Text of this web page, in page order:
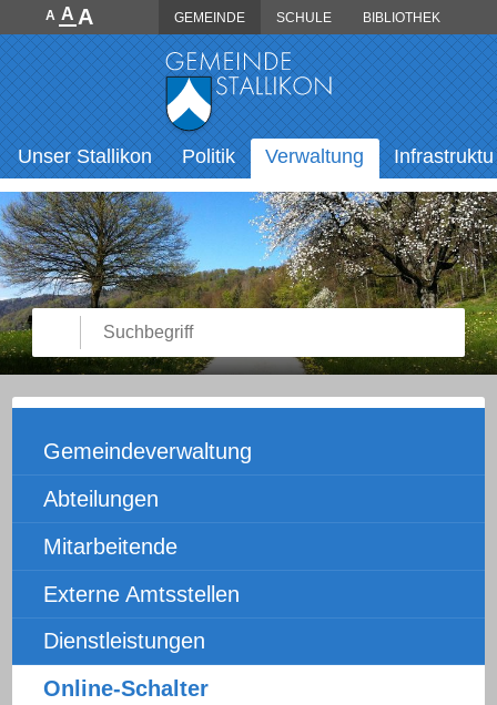
Direkt zum Inhalt springen
A A A GEMEINDE SCHULE BIBLIOTHEK
Hauptnavigation
Unser Stallikon Politik Verwaltung
Suchbegriff
Suche starten
Unternavigation
Gemeindeverwaltung
Abteilungen
Mitarbeitende
Externe Amtsstellen
Dienstleistungen
Online-Schalter